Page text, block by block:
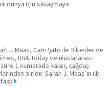
dünya için savaşmaya
J. Maas, Cam Şato ile Dikenler ve
USA Today ve uluslararası
1 numarada kalan, çağdaş
biridir. Sarah J. Maas’in ilk